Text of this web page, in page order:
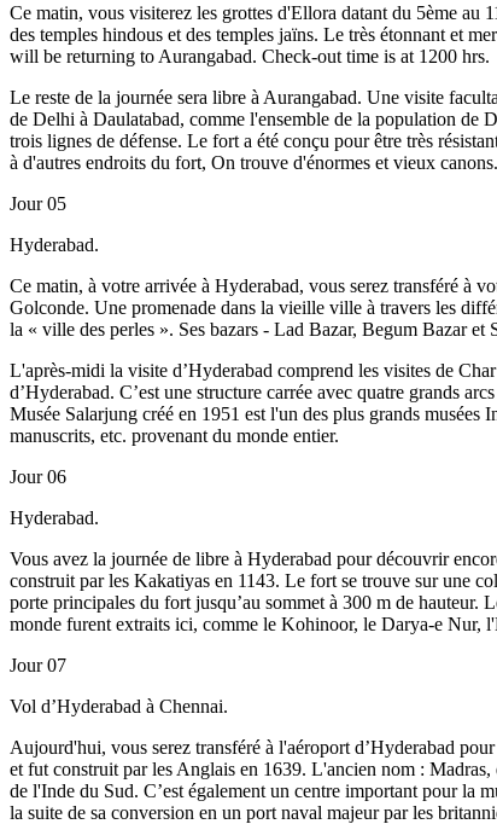
Ce matin, vous visiterez les grottes d'Ellora datant du 5ème au
des temples hindous et des temples jaïns. Le très étonnant et
will be returning to Aurangabad. Check-out time is at 1200 hrs.
Le reste de la journée sera libre à Aurangabad. Une visite
de Delhi à Daulatabad, comme l'ensemble de la population de
trois lignes de défense. Le fort a été conçu pour être très
à d'autres endroits du fort, On trouve d'énormes et vieux
Jour 05
Hyderabad.
Ce matin, à votre arrivée à Hyderabad, vous serez transféré à
Golconde. Une promenade dans la vieille ville à travers les
la « ville des perles ». Ses bazars - Lad Bazar, Begum Bazar
L'après-midi la visite d’Hyderabad comprend les visites de
d’Hyderabad. C’est une structure carrée avec quatre grands
Musée Salarjung créé en 1951 est l'un des plus grands musées
manuscrits, etc. provenant du monde entier.
Jour 06
Hyderabad.
Vous avez la journée de libre à Hyderabad pour découvrir
construit par les Kakatiyas en 1143. Le fort se trouve sur ​​une
porte principales du fort jusqu’au sommet à 300 m de hauteur.
monde furent extraits ici, comme le Kohinoor, le Darya-e Nur,
Jour 07
Vol d’Hyderabad à Chennai.
Aujourd'hui, vous serez transféré à l'aéroport d’Hyderabad
et fut construit par les Anglais en 1639. L'ancien nom :
de l'Inde du Sud. C’est également un centre important pour la
la suite de sa conversion en un port naval majeur par les